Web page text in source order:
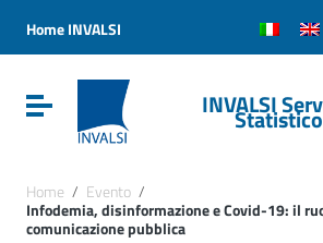
Vai al menu di navigazione
Vai al footer
Home INVALSI
Attiva / disattiva la navigazione
INVALSI
Statistico
Home / Evento /
Infodemia, disinformazione e Covid-19: il
comunicazione pubblica